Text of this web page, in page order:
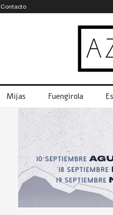
Contacto
Mijas Fuengirola